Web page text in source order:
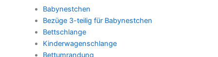
Babynestchen
Bezüge 3-teilig für Babynestchen
Bettschlange
Kinderwagenschlange
Bettumrandung